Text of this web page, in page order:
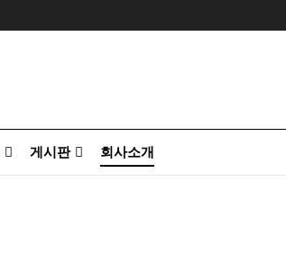
게시판 회사소개